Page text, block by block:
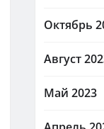
Октябрь
Август
Май 2023